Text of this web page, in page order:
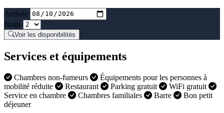
Arrivée
Nuits
Voir les disponibilités
Services et équipements
Chambres non-fumeurs
Équipements pour les personnes à
mobilité réduite
Restaurant Parking gratuit
WiFi gratuit
Service en chambre
Chambres familiales Barre
Bon petit
déjeuner